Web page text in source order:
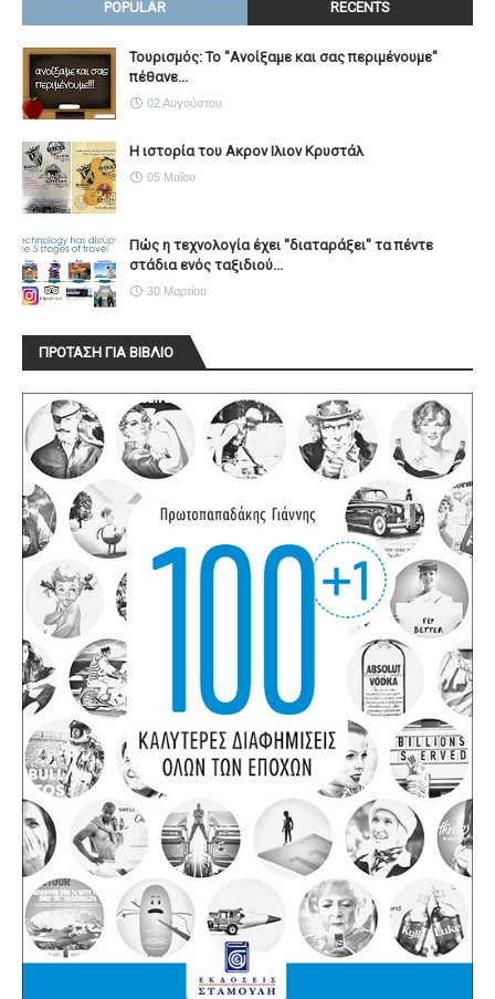
POPULAR RECENTS
Τουρισμός: Το "Ανοίξαμε και σας περιμένουμε"
πέθανε...
02 Αυγούστου
Η ιστορία του Ακρον Ιλιον Κρυστάλ
05 Μαΐου
Πώς η τεχνολογία έχει ''διαταράξει'' τα πέντε
στάδια ενός ταξιδιού...
30 Μαρτίου
ΠΡΟΤΑΣΗ ΓΙΑ ΒΙΒΛΙΟ